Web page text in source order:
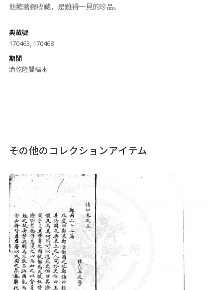
他館著錄收藏，是難得一見的珍品。
典藏號
170463, 170468
期間
清乾隆間稿本
その他のコレクションアイテム